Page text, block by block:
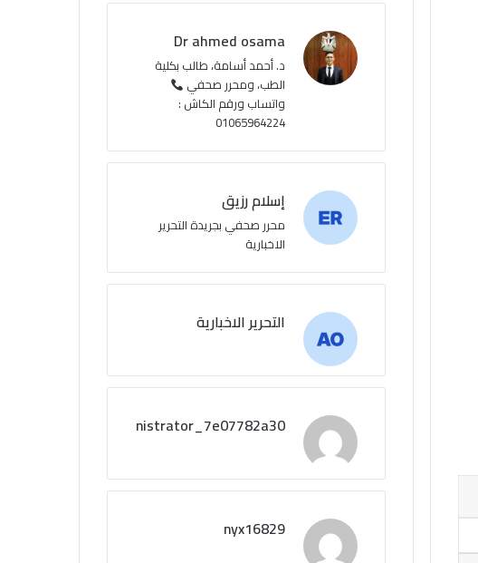
S
S
Dr ahmed osama
د. أحمد أسامة، طالب بكلية
الطب، ومحرر صحفي
واتساب ورقم الكاش :
01065964224
إسلام رزيق
محرر صحفي بجريدة التحرير
الاخبارية
التحرير الاخبارية
administrator_7e07782a30
nyx16829